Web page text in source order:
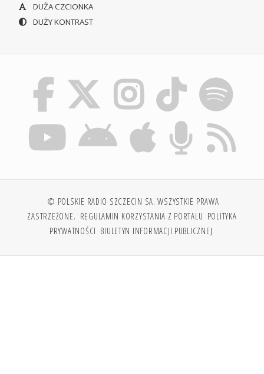
DUŻA CZCIONKA
DUŻY KONTRAST
© POLSKIE RADIO SZCZECIN SA. WSZYSTKIE PRAWA
ZASTRZEŻONE. REGULAMIN KORZYSTANIA Z PORTALU POLITYKA
PRYWATNOŚCI BIULETYN INFORMACJI PUBLICZNEJ